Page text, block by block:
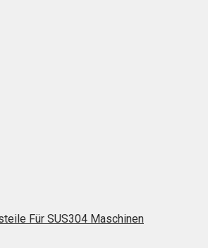
Für SUS304 Maschinen